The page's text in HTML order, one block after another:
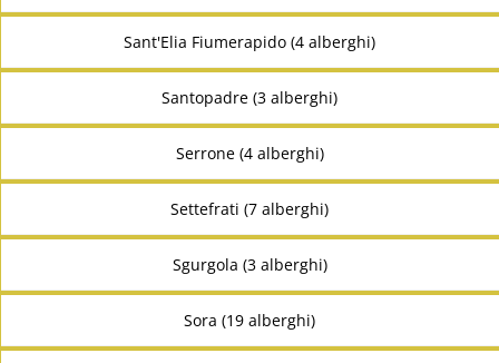
Sant'Elia Fiumerapido (4 alberghi)
Santopadre (3 alberghi)
Serrone (4 alberghi)
Settefrati (7 alberghi)
Sgurgola (3 alberghi)
Sora (19 alberghi)